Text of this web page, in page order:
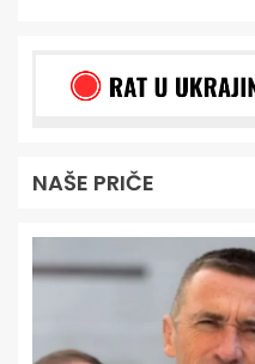
NAŠE PRIČE